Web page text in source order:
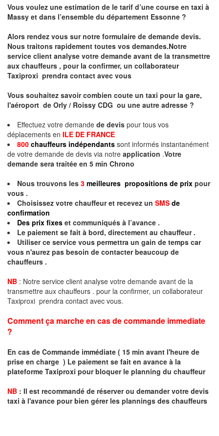
Vous voulez une estimation de le tarif d’une course en taxi à
Massy et dans l’ensemble du département Essonne ?
Alors rendez vous sur notre formulaire de demande devis.
Nous traitons rapidement toutes vos demandes.Notre
service client analyse votre demande avant de la transmettre
aux chauffeurs , pour la confirmer, un collaborateur
Taxiproxi prendra contact avec vous
Vous souhaitez savoir combien coute un taxi pour la gare,
l'aéroport de Orly / Roissy CDG ou une autre adresse ?
Effectuez votre demande de devis pour tous vos
déplacements en ILE DE FRANCE
800 chauffeurs indépendants sont informés instantanément
de votre demande de devis via notre application .Votre
demande sera traitée en 5 min Chrono
Nous trouvons les 3 meilleures propositions de prix pour
vous .
Choisissez votre chauffeur et recevez un SMS de
confirmation
Des prix fixes et communiqués à l’avance .
Le paiement se fait à bord, directement au chauffeur .
Utiliser ce service vous permettra un gain de temps car
vous n'aurez pas besoin de contacter beaucoup de
chauffeurs .
NB : Notre service client analyse votre demande avant de la
transmettre aux chauffeurs . pour la confirmer, un collaborateur
Taxiproxi prendra contact avec vous.
Comment ça marche en cas de commande immediate
?
En cas de Commande immédiate ( 15 min avant l'heure de
prise en charge ) Le paiement se fait en avance à la
plateforme Taxiproxi pour bloquer le planning du chauffeur
NB : Il est recommandé de réserverou demandervotre devis
taxi à l'avance pour bien gérer les plannings des chauffeurs